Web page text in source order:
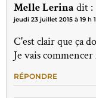
Melle Lerina dit :
jeudi 23 juillet 2015 à 19 h
C'est clair que ça
Je vais
RÉPONDRE